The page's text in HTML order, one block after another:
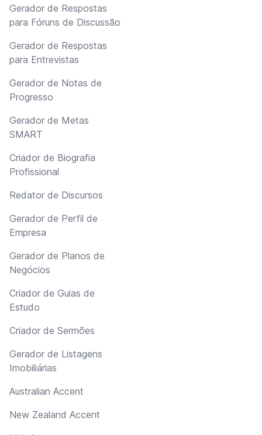
Gerador de Respostas
para Fóruns de Discussão
Gerador de Respostas
para Entrevistas
Gerador de Notas de
Progresso
Gerador de Metas
SMART
Criador de Biografia
Profissional
Redator de Discursos
Gerador de Perfil de
Empresa
Gerador de Planos de
Negócios
Criador de Guias de
Estudo
Criador de Sermões
Gerador de Listagens
Imobiliárias
Australian Accent
New Zealand Accent